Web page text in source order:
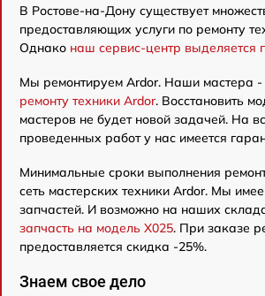
В Ростове-на-Дону существует
предоставляющих услуги по ремонту
Однако наш сервис-центр выделяется
Мы ремонтируем Ardor. Наши мастера -
ремонту техники Ardor. Восстановить
мастеров не будет новой задачей. На
проведенных работ у нас имеется
Минимальные сроки выполнения
сеть мастерских техники Ardor. Мы
запчастей. И возможно на наших
запчасть на модель X025. При заказе
предоставляется скидка -25%.
Знаем свое дело